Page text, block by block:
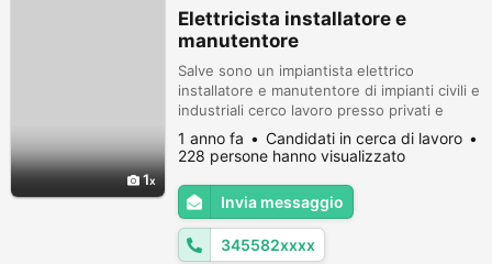
1
Elettricista installatore e
manutentore
Salve sono un impiantista elettrico
installatore e manutentore di impianti civili e
industriali cerco lavoro presso privati e
aziende ,massima professionalità e serietà
anche per lavorazioni a breve termine
1 anno fa
Candidati in cerca di lavoro
228 persone hanno visualizzato
Invia messaggio
345582xxxx